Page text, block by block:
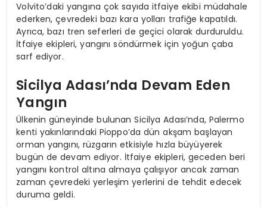
Volvito’daki yangına çok sayıda itfaiye ekibi müdahale
ederken, çevredeki bazı kara yolları trafiğe kapatıldı.
Ayrıca, bazı tren seferleri de geçici olarak durduruldu.
İtfaiye ekipleri, yangını söndürmek için yoğun çaba
sarf ediyor.
Sicilya Adası’nda Devam Eden
Yangın
Ülkenin güneyinde bulunan Sicilya Adası’nda, Palermo
kenti yakınlarındaki Pioppo’da dün akşam başlayan
orman yangını, rüzgarın etkisiyle hızla büyüyerek
bugün de devam ediyor. İtfaiye ekipleri, geceden beri
yangını kontrol altına almaya çalışıyor ancak zaman
zaman çevredeki yerleşim yerlerini de tehdit edecek
duruma geldi.